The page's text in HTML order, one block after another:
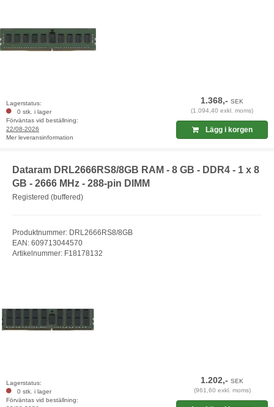
Lagerstatus:
0 stk. i lager
Förväntas vid beställning:
22/08-2026
Mer leveransinformation
1.368,-SEK
(1.094,40 exkl. moms)
Lägg i korgen
Dataram DRL2666RS8/8GB RAM - 8 GB - DDR4 - 1 x 8
GB - 2666 MHz - 288-pin DIMM
Registered (buffered)
Produktnummer: DRL2666RS8/8GB
EAN: 609713044570
Artikelnummer: F18178132
Lagerstatus:
0 stk. i lager
Förväntas vid beställning:
1.202,-SEK
(961,60 exkl. moms)